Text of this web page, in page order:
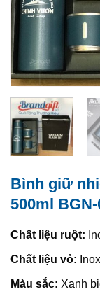
Bình giữ
500ml BGN-
Chất liệu ruột:
Chất liệu vỏ: Inox
Màu sắc: Xanh